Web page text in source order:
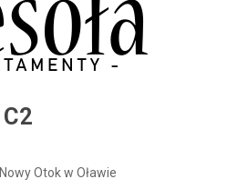
Otok w Oławie